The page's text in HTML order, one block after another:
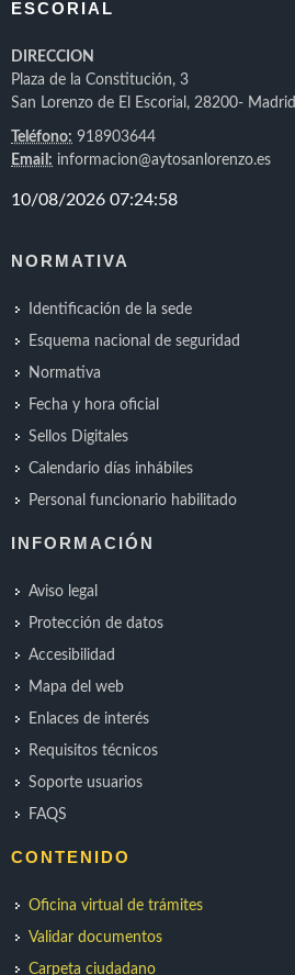
ESCORIAL
DIRECCION
Plaza de la Constitución, 3
San Lorenzo de El Escorial, 28200- Madrid
Teléfono: 918903644
Email: informacion@aytosanlorenzo.es
NORMATIVA
Identificación de la sede
Esquema nacional de seguridad
Normativa
Fecha y hora oficial
Sellos Digitales
Calendario días inhábiles
Personal funcionario habilitado
INFORMACIÓN
Aviso legal
Protección de datos
Accesibilidad
Mapa del web
Enlaces de interés
Requisitos técnicos
Soporte usuarios
FAQS
CONTENIDO
Oficina virtual de trámites
Validar documentos
Carpeta ciudadano